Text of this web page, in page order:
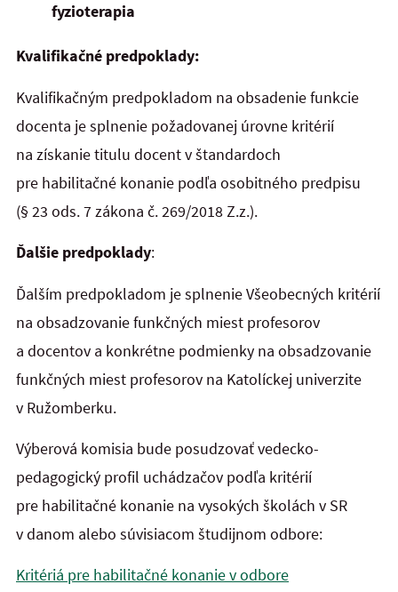
fyzioterapia
Kvalifikačné predpoklady:
Kvalifikačným predpokladom na obsadenie funkcie
docenta je splnenie požadovanej úrovne kritérií
na získanie titulu docent v štandardoch
pre habilitačné konanie podľa osobitného predpisu
(§ 23 ods. 7 zákona č. 269/2018 Z.z.).
Ďalšie predpoklady:
Ďalším predpokladom je splnenie Všeobecných kritérií
na obsadzovanie funkčných miest profesorov
a docentov a konkrétne podmienky na obsadzovanie
funkčných miest profesorov na Katolíckej univerzite
v Ružomberku.
Výberová komisia bude posudzovať vedecko-
pedagogický profil uchádzačov podľa kritérií
pre habilitačné konanie na vysokých školách v SR
v danom alebo súvisiacom študijnom odbore:
Kritériá pre habilitačné konanie v odbore